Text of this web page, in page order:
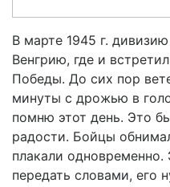
В марте 1945 г.
Венгрию, где и
Победы. До сих пор
минуты с дрожью в
помню этот день. Это
радости. Бойцы
плакали одновременно.
передать словами, его